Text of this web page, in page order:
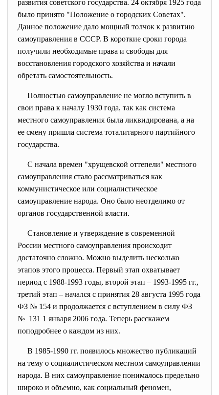
развития советского государства. 24 октября 1925 года
было принято "Положение о городских Советах".
Данное положение дало мощный толчок к развитию
самоуправления в СССР. В короткие сроки города
получили необходимые права и свободы для
восстановления городского хозяйства и начали
обретать самостоятельность.
Полностью самоуправление не могло вступить в
свои права к началу 1930 года, так как система
местного самоуправления была ликвидирована, а на
ее смену пришла система тоталитарного партийного
государства.
С начала времен "хрущевской оттепели" местного
самоуправления стало рассматриваться как
коммунистическое или социалистическое
самоуправление народа. Оно было неотделимо от
органов государственной власти.
Становление и утверждение в современной
России местного самоуправления происходит
достаточно сложно. Можно выделить несколько
этапов этого процесса. Первый этап охватывает
период с 1988-1993 годы, второй этап – 1993-1995 гг.,
третий этап – начался с принятия 28 августа 1995 года
ФЗ № 154 и продолжается с вступлением в силу ФЗ
№ 131 1 января 2006 года. Теперь расскажем
поподробнее о каждом из них.
В 1985-1990 гг. появилось множество публикаций
на тему о социалистическом местном самоуправлении
народа. В них самоуправление понималось предельно
широко и объемно, как социальный феномен,